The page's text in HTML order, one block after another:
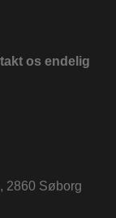
os endelig
2860 Søborg